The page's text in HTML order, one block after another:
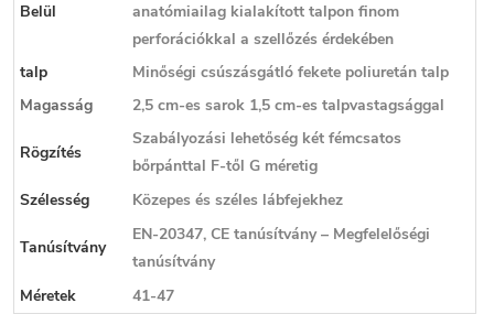
Belül
anatómiailag kialakított talpon finom
perforációkkal a szellőzés érdekében
talp
Minőségi csúszásgátló fekete poliuretán talp
Magasság
2,5 cm-es sarok 1,5 cm-es talpvastagsággal
Rögzítés
Szabályozási lehetőség két fémcsatos
bőrpánttal F-től G méretig
Szélesség
Közepes és széles lábfejekhez
Tanúsítvány
EN-20347, CE tanúsítvány – Megfelelőségi
tanúsítvány
Méretek
41-47